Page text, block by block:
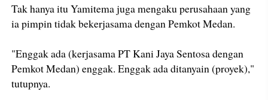
Tak hanya itu Yamitema juga mengaku perusahaan yang
ia pimpin tidak bekerjasama dengan Pemkot Medan.
"Enggak ada (kerjasama PT Kani Jaya Sentosa dengan
Pemkot Medan) enggak. Enggak ada ditanyain (proyek),"
tutupnya.